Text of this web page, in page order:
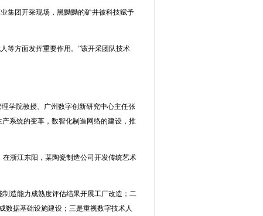
集团开采现场，黑黝黝的矿井被科技赋予
等方面发挥重要作用。”该开采团队技术
学院教授、广州数字创新研究中心主任张
系统的变革，数智化制造网络的建设，推
浙江东阳，某陶瓷制造公司开发传统艺术
造能力成熟度评估结果开展工厂改造；二
数据基础设施建设；三是重视数字技术人